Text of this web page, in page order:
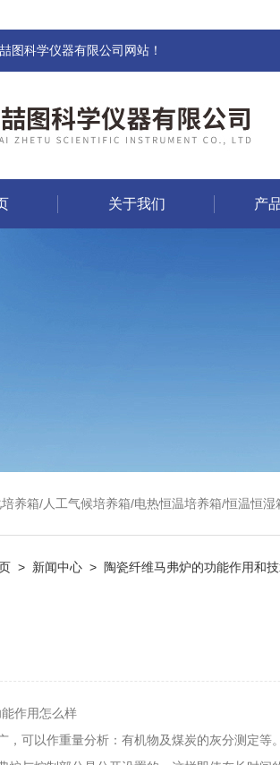
图科学仪器有限公司网站！
关于我们 产
箱/人工气候培养箱/电热恒温培养箱/恒温恒湿箱/光照培养箱/二氧化碳培养箱
> 新闻中心 > 陶瓷纤维马弗炉的功能作用和
作用怎么样
，可以作重量分析：有机物及煤炭的灰分测定等